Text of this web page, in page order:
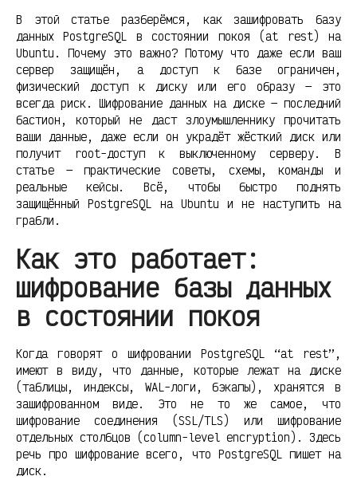
В этой статье разберёмся, как зашифровать базу
данных PostgreSQL в состоянии покоя (at rest) на
Ubuntu. Почему это важно? Потому что даже если ваш
сервер защищён, а доступ к базе ограничен,
физический доступ к диску или его образу — это
всегда риск. Шифрование данных на диске — последний
бастион, который не даст злоумышленнику прочитать
ваши данные, даже если он украдёт жёсткий диск или
получит root-доступ к выключенному серверу. В
статье — практические советы, схемы, команды и
реальные кейсы. Всё, чтобы быстро поднять
защищённый PostgreSQL на Ubuntu и не наступить на
грабли.
Как это работает:
шифрование базы данных
в состоянии покоя
Когда говорят о шифровании PostgreSQL “at rest”,
имеют в виду, что данные, которые лежат на диске
(таблицы, индексы, WAL-логи, бэкапы), хранятся в
зашифрованном виде. Это не то же самое, что
шифрование соединения (SSL/TLS) или шифрование
отдельных столбцов (column-level encryption). Здесь
речь про шифрование всего, что PostgreSQL пишет на
диск.